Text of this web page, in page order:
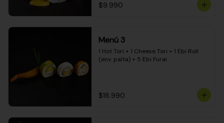
$9.990
Menú 3
1 Hot Tori + 1 Cheese Tori + 1 Ebi Roll
(env. palta) + 5 Ebi Furai
$18.990